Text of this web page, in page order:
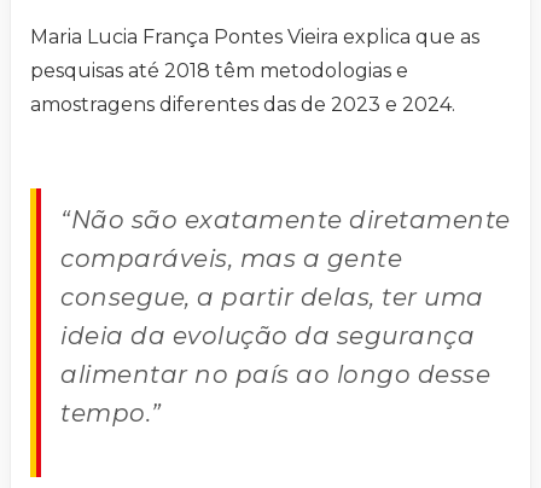
Maria Lucia França Pontes Vieira explica que as
pesquisas até 2018 têm metodologias e
amostragens diferentes das de 2023 e 2024.
“Não são exatamente diretamente
comparáveis, mas a gente
consegue, a partir delas, ter uma
ideia da evolução da segurança
alimentar no país ao longo desse
tempo.”